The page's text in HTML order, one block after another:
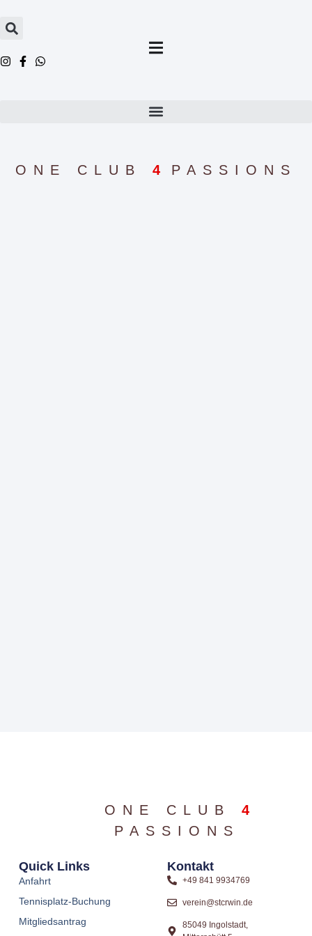
ONE CLUB 4 PASSIONS
ONE CLUB
4
PASSIONS
Quick Links
Anfahrt
Tennisplatz-Buchung
Mitgliedsantrag
Kontakt
+49 841 9934769
verein@stcrwin.de
85049 Ingolstadt,